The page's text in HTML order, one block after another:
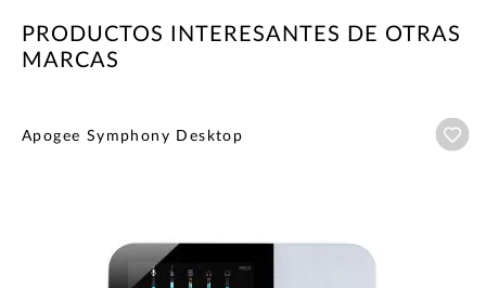
PRODUCTOS INTERESANTES DE OTRAS
MARCAS
Apogee Symphony Desktop